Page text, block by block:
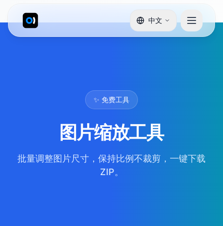
中文
✨ 免费工具
图片缩放工具
批量调整图片尺寸，保持比例不裁剪，一键下载
ZIP。